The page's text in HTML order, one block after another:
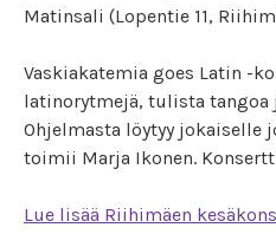
Matinsali (Lopentie 11,
Vaskiakatemia goes Latin -
latinorytmejä, tulista tangoa
Ohjelmasta löytyy jokaiselle
toimii Marja Ikonen.
Lue lisää Riihimäen